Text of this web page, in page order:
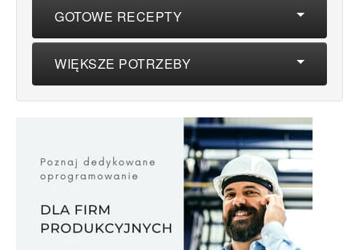
GOTOWE RECEPTY
WIĘKSZE POTRZEBY